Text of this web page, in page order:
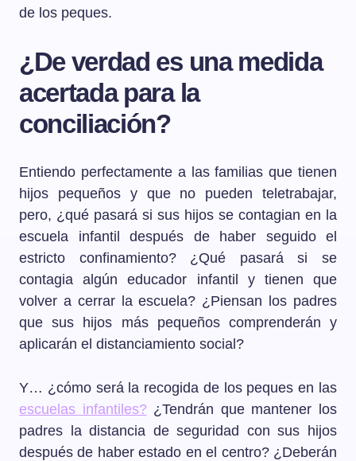
de los peques.
¿De verdad es una medida
acertada para la
conciliación?
Entiendo perfectamente a las familias que tienen
hijos pequeños y que no pueden teletrabajar,
pero, ¿qué pasará si sus hijos se contagian en la
escuela infantil después de haber seguido el
estricto confinamiento? ¿Qué pasará si se
contagia algún educador infantil y tienen que
volver a cerrar la escuela? ¿Piensan los padres
que sus hijos más pequeños comprenderán y
aplicarán el distanciamiento social?
Y… ¿cómo será la recogida de los peques en las
escuelas infantiles?¿Tendrán que mantener los
padres la distancia de seguridad con sus hijos
después de haber estado en el centro? ¿Deberán